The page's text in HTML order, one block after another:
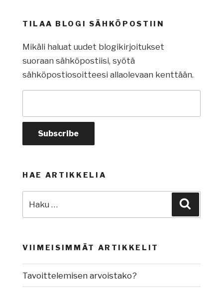
TILAA BLOGI SÄHKÖPOSTIIN
Mikäli haluat uudet blogikirjoitukset
suoraan sähköpostiisi, syötä
sähköpostiosoitteesi allaolevaan kenttään.
HAE ARTIKKELIA
VIIMEISIMMÄT ARTIKKELIT
Tavoittelemisen arvoistako?